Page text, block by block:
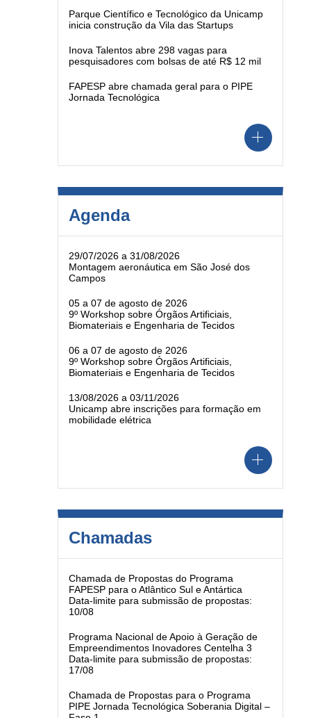
Parque Científico e Tecnológico da Unicamp
inicia construção da Vila das Startups
Inova Talentos abre 298 vagas para
pesquisadores com bolsas de até R$ 12 mil
FAPESP abre chamada geral para o PIPE
Jornada Tecnológica
Agenda
29/07/2026 a 31/08/2026
Montagem aeronáutica em São José dos
Campos
05 a 07 de agosto de 2026
9º Workshop sobre Órgãos Artificiais,
Biomateriais e Engenharia de Tecidos
06 a 07 de agosto de 2026
9º Workshop sobre Órgãos Artificiais,
Biomateriais e Engenharia de Tecidos
13/08/2026 a 03/11/2026
Unicamp abre inscrições para formação em
mobilidade elétrica
Chamadas
Chamada de Propostas do Programa
FAPESP para o Atlântico Sul e Antártica
Data-limite para submissão de propostas:
10/08
Programa Nacional de Apoio à Geração de
Empreendimentos Inovadores Centelha 3
Data-limite para submissão de propostas:
17/08
Chamada de Propostas para o Programa
PIPE Jornada Tecnológica Soberania Digital –